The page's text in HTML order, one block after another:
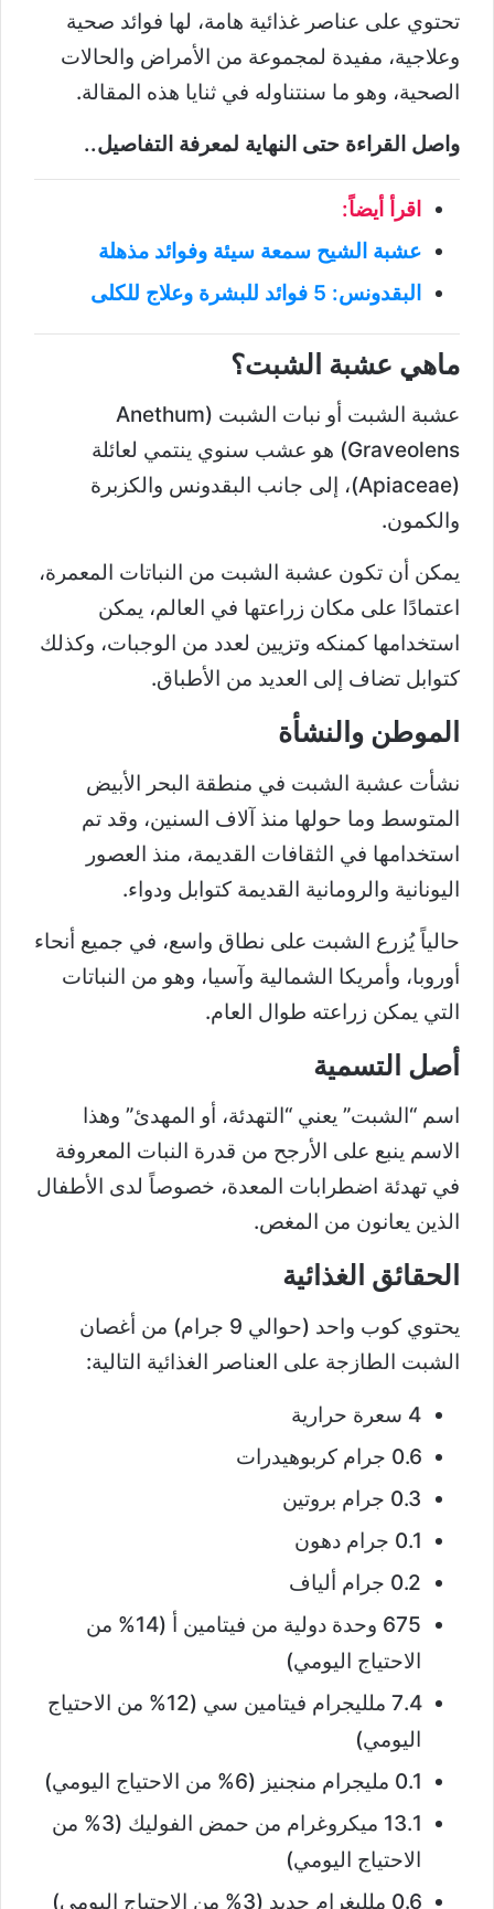
تحتوي على عناصر غذائية هامة، لها فوائد صحية
وعلاجية، مفيدة لمجموعة من الأمراض والحالات
الصحية، وهو ما سنتناوله في ثنايا هذه المقالة.
واصل القراءة حتى النهاية لمعرفة التفاصيل..
اقرأ أيضاً:
عشبة الشيح سمعة سيئة وفوائد مذهلة
البقدونس: 5 فوائد للبشرة وعلاج للكلى
ماهي عشبة الشبت؟
عشبة الشبت أو نبات الشبت (Anethum
Graveolens) هو عشب سنوي ينتمي لعائلة
(Apiaceae)، إلى جانب البقدونس والكزبرة
والكمون.
يمكن أن تكون عشبة الشبت من النباتات المعمرة،
اعتمادًا على مكان زراعتها في العالم، يمكن
استخدامها كمنكه وتزيين لعدد من الوجبات، وكذلك
كتوابل تضاف إلى العديد من الأطباق.
الموطن والنشأة
نشأت عشبة الشبت في منطقة البحر الأبيض
المتوسط وما حولها منذ آلاف السنين، وقد تم
استخدامها في الثقافات القديمة، منذ العصور
اليونانية والرومانية القديمة كتوابل ودواء.
حالياً يُزرع الشبت على نطاق واسع، في جميع أنحاء
أوروبا، وأمريكا الشمالية وآسيا، وهو من النباتات
التي يمكن زراعته طوال العام.
أصل التسمية
اسم “الشبت” يعني “التهدئة، أو المهدئ” وهذا
الاسم ينبع على الأرجح من قدرة النبات المعروفة
في تهدئة اضطرابات المعدة، خصوصاً لدى الأطفال
الذين يعانون من المغص.
الحقائق الغذائية
يحتوي كوب واحد (حوالي 9 جرام) من أغصان
الشبت الطازجة على العناصر الغذائية التالية:
4 سعرة حرارية
0.6 جرام كربوهيدرات
0.3 جرام بروتين
0.1 جرام دهون
0.2 جرام ألياف
675 وحدة دولية من فيتامين أ (14% من
الاحتياج اليومي)
7.4 ملليجرام فيتامين سي (12% من الاحتياج
اليومي)
0.1 مليجرام منجنيز (6% من الاحتياج اليومي)
13.1 ميكروغرام من حمض الفوليك (3% من
الاحتياج اليومي)
0.6 ملليغرام حديد (3% من الاحتياج اليومي)